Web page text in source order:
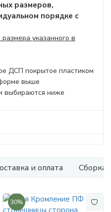
размеров,
порядке с
указанного в
ДСП покрытое пластиком
выше
выбираются ниже
и оплата Сборка
30%